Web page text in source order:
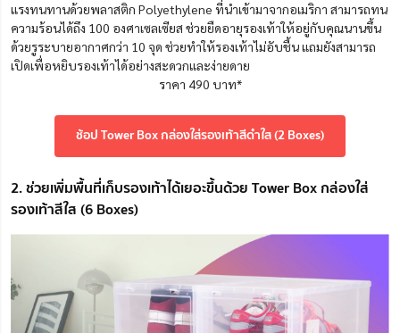
แรงทนทานด้วยพลาสติก Polyethylene ที่นำเข้ามาจากอเมริกา สามารถทน
ความร้อนได้ถึง 100 องศาเซลเซียส ช่วยยืดอายุรองเท้าให้อยู่กับคุณนานขึ้น
ด้วยรูระบายอากาศกว่า 10 จุด ช่วยทำให้รองเท้าไม่อับชื้น แถมยังสามารถ
เปิดเพื่อหยิบรองเท้าได้อย่างสะดวกและง่ายดาย
ราคา 490 บาท*
ช้อป Tower Box กล่องใส่รองเท้าสีดำใส (2 Boxes)
2. ช่วยเพิ่มพื้นที่เก็บรองเท้าได้เยอะขึ้นด้วย Tower Box กล่องใส่
รองเท้าสีใส (6 Boxes)